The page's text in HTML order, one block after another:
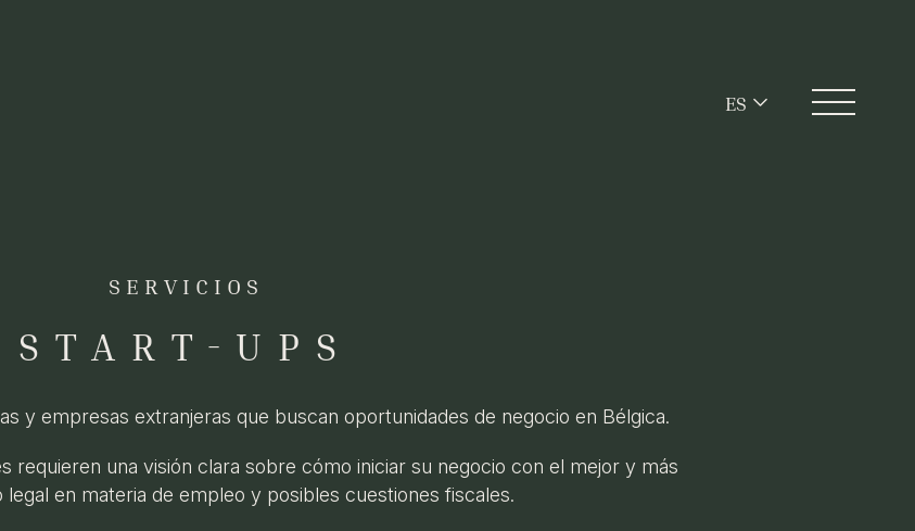
ES
SERVICIOS
START-UPS
y empresas extranjeras que buscan oportunidades de negocio en Bélgica.
requieren una visión clara sobre cómo iniciar su negocio con el mejor y más
legal en materia de empleo y posibles cuestiones fiscales.